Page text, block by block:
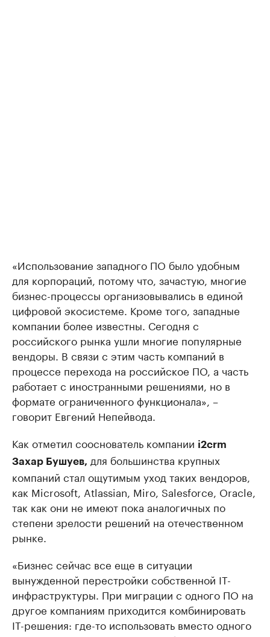
«Использование западного ПО было удобным
для корпораций, потому что, зачастую, многие
бизнес-процессы организовывались в единой
цифровой экосистеме. Кроме того, западные
компании более известны. Сегодня с
российского рынка ушли многие популярные
вендоры. В связи с этим часть компаний в
процессе перехода на российское ПО, а часть
работает с иностранными решениями, но в
формате ограниченного функционала», –
говорит Евгений Непейвода.
Как отметил сооснователь компании i2crm
Захар Бушуев, для большинства крупных
компаний стал ощутимым уход таких вендоров,
как Microsoft, Atlassian, Miro, Salesforce, Oracle,
так как они не имеют пока аналогичных по
степени зрелости решений на отечественном
рынке.
«Бизнес сейчас все еще в ситуации
вынужденной перестройки собственной IT-
инфраструктуры. При миграции с одного ПО на
другое компаниям приходится комбинировать
IT-решения: где-то использовать вместо одного